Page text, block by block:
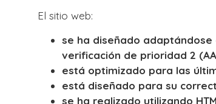
El sitio web:
se ha diseñado
verificación de prioridad 2
está optimizado para las
está diseñado para su
se ha realizado utilizando